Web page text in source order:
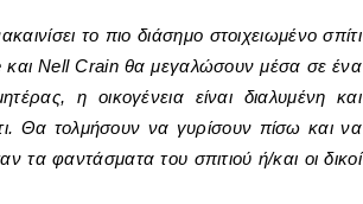
το πιο διάσημο στοιχειωμένο σπίτι
και Nell Crain θα μεγαλώσουν μέσα σε ένα
η οικογένεια είναι διαλυμένη και
Θα τολμήσουν να γυρίσουν πίσω και να
τα φαντάσματα του σπιτιού ή/και οι δικοί